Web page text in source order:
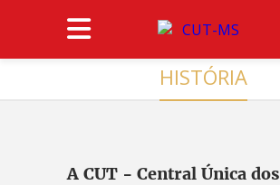
HISTÓRIA
A CUT - Central Única dos